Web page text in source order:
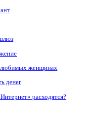
любимых женщинах
денег
расходятся?